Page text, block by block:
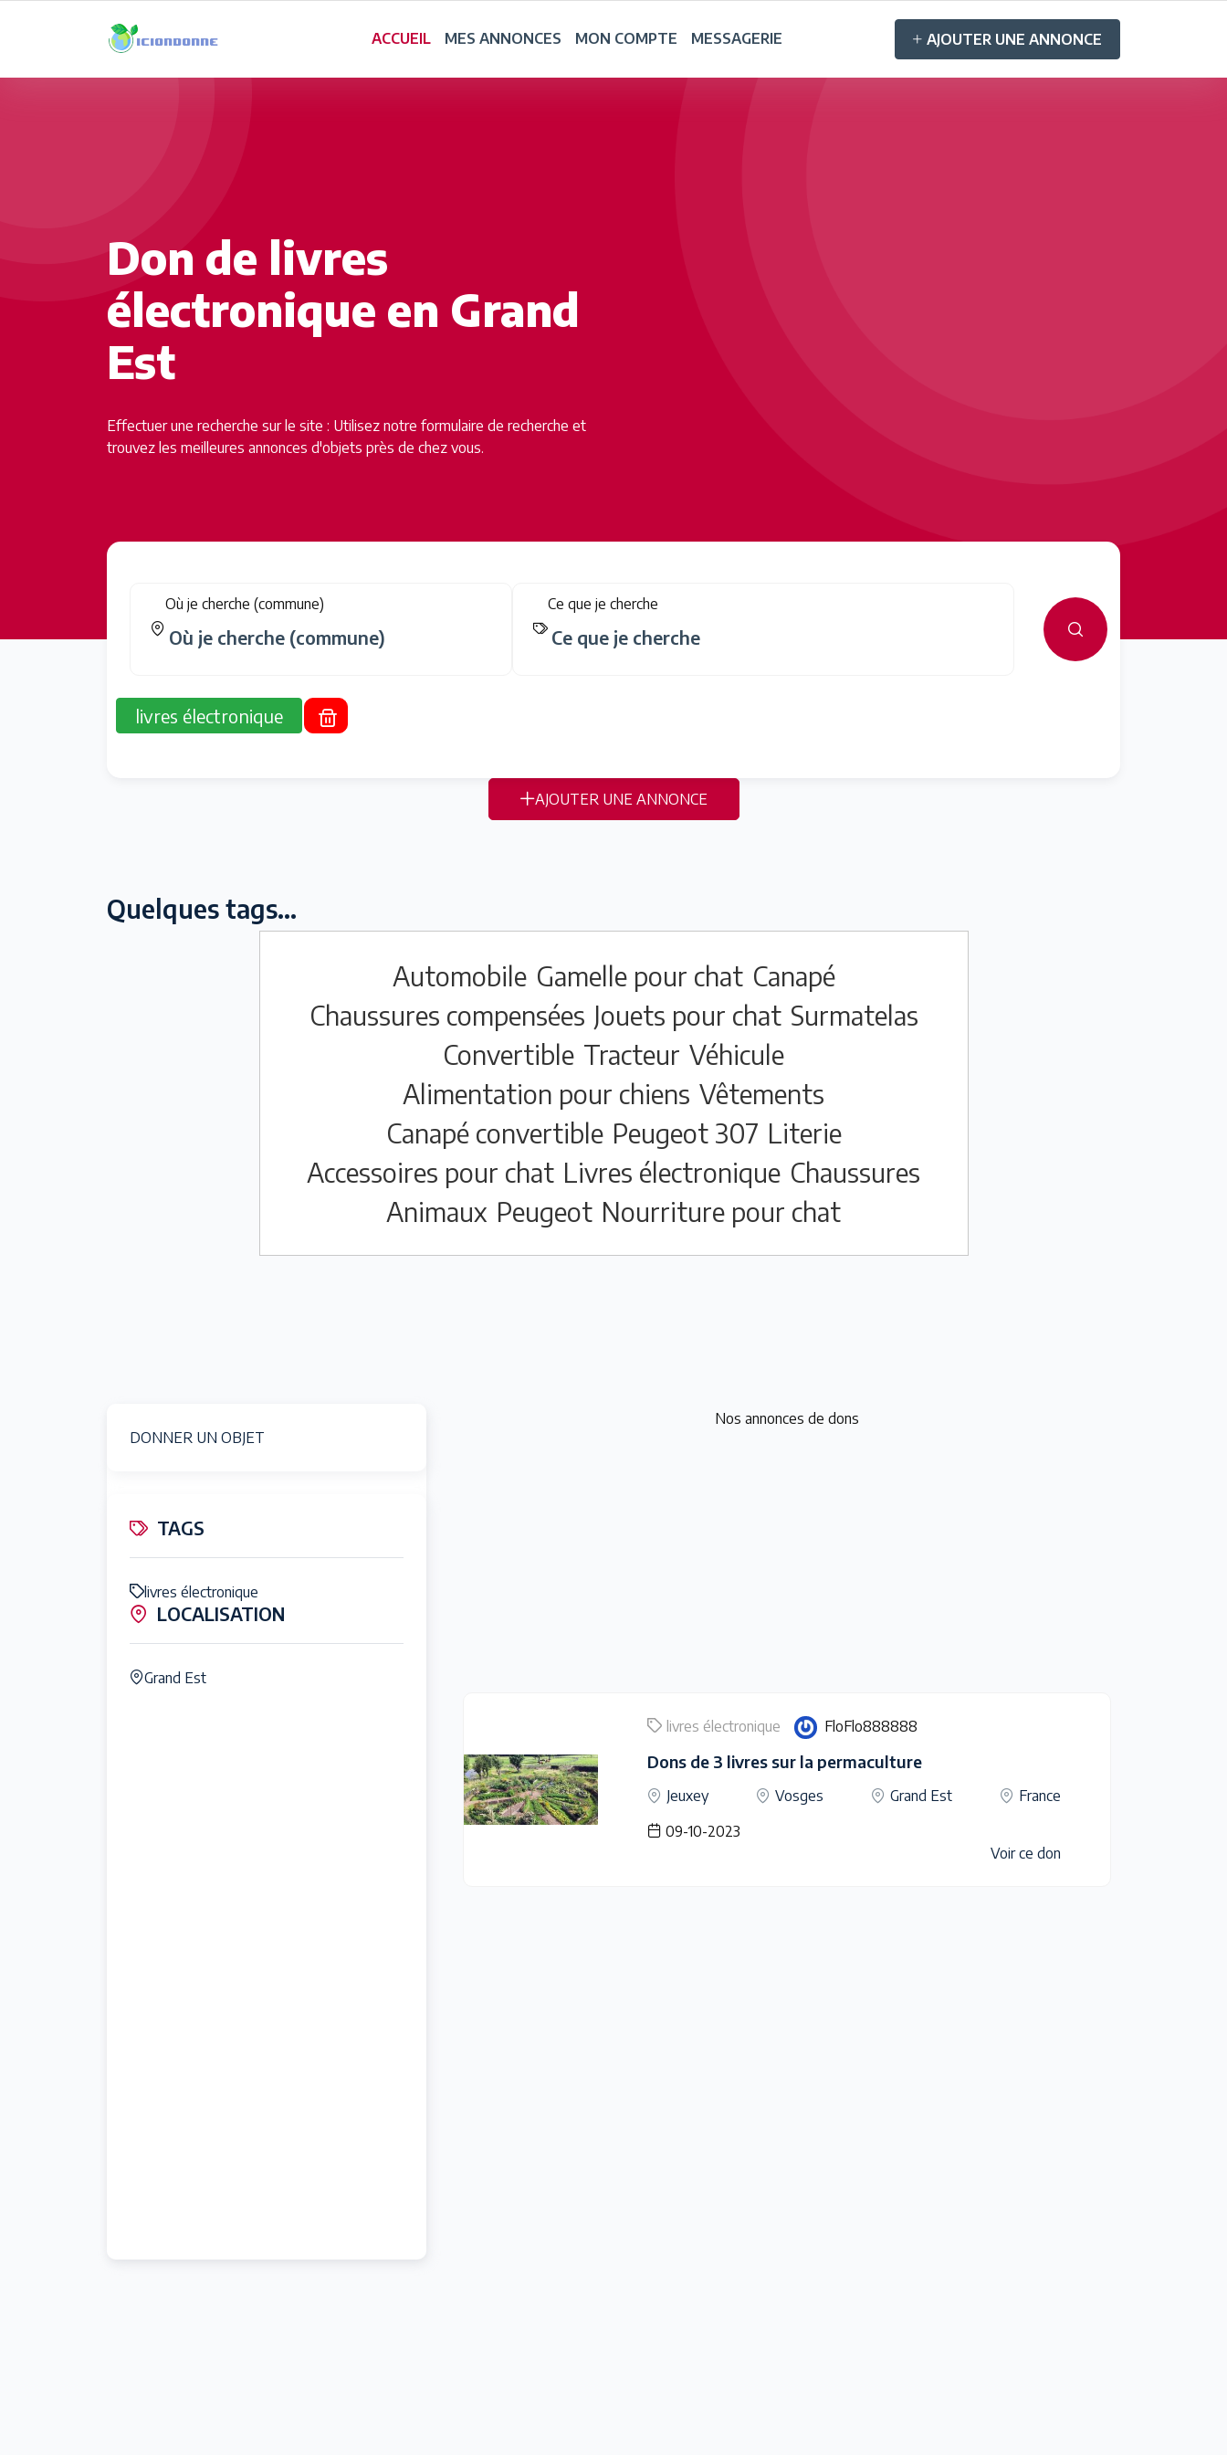
ACCUEIL MES ANNONCES MON COMPTE MESSAGERIE AJOUTER UNE ANNONCE
Don de livres
électronique en Grand
Est
Effectuer une recherche sur le site : Utilisez notre formulaire de recherche et
trouvez les meilleures annonces d'objets près de chez vous.
Où je cherche (commune) Ce que je cherche
livres électronique
AJOUTER UNE ANNONCE
Quelques tags...
Automobile Gamelle pour chat Canapé
Chaussures compensées Jouets pour chat Surmatelas
Convertible Tracteur Véhicule
Alimentation pour chiens Vêtements
Canapé convertible Peugeot 307 Literie
Accessoires pour chat Livres électronique Chaussures
Animaux Peugeot Nourriture pour chat
DONNER UN OBJET
TAGS
livres électronique
LOCALISATION
Grand Est
Nos annonces de dons
livres électronique FloFlo888888
Dons de 3 livres sur la permaculture
Jeuxey Vosges Grand Est
France
09-10-2023
Voir ce don